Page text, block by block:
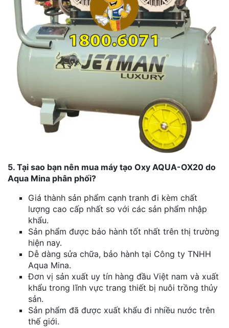
5. Tại sao bạn nên mua máy tạo Oxy AQUA-OX20 do
Aqua Mina phân phối?
Giá thành sản phẩm cạnh tranh đi kèm chất
lượng cao cấp nhất so với các sản phẩm nhập
khẩu.
Sản phẩm được bảo hành tốt nhất trên thị trường
hiện nay.
Dễ dàng sửa chữa, bảo hành tại Công ty TNHH
Aqua Mina.
Đơn vị sản xuất uy tín hàng đầu Việt nam và xuất
khẩu trong lĩnh vực trang thiết bị nuôi trồng thủy
sản.
Sản phẩm đã được xuất khẩu đi nhiều nước trên
thế giới.